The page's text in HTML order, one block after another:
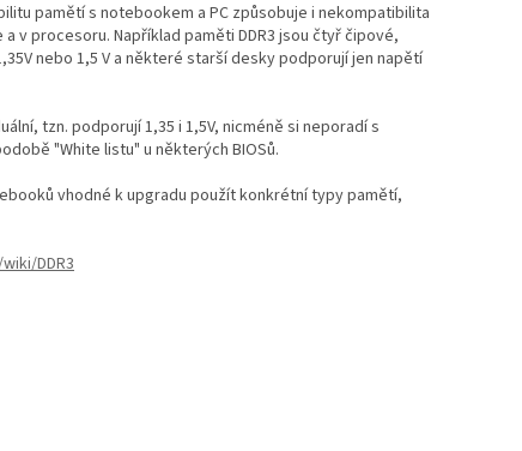
pamětí s notebookem a PC způsobuje i nekompatibilita
v procesoru. Například paměti DDR3 jsou čtyř čipové,
nebo 1,5 V a některé starší desky podporují jen napětí
tzn. podporují 1,35 i 1,5V, nicméně si neporadí s
"White listu" u některých BIOSů.
vhodné k upgradu použít konkrétní typy pamětí,
DDR3